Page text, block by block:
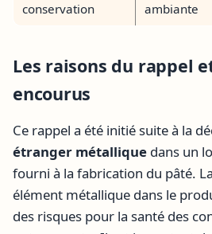
conservation
ambiante
Les raisons du rappel
encourus
Ce rappel a été initié suite à la
étranger métallique dans un
fourni à la fabrication du pâté.
élément métallique dans le
des risques pour la santé des